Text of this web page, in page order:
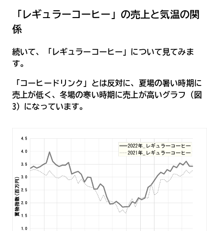
「レギュラーコーヒー」の売上と気温の関
係
続いて、「レギュラーコーヒー」について見てみま
す。
「コーヒードリンク」とは反対に、夏場の暑い時期に
売上が低く、冬場の寒い時期に売上が高いグラフ（図
3）になっています。